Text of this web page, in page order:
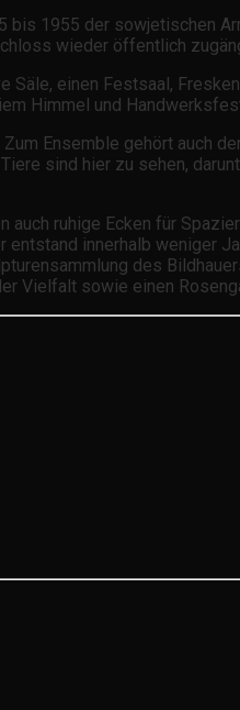
1955 der sowjetischen
wieder öffentlich
einen Festsaal,
Himmel und
Ensemble gehört auch
sind hier zu sehen,
ruhige Ecken für
innerhalb weniger
des
Vielfalt sowie einen